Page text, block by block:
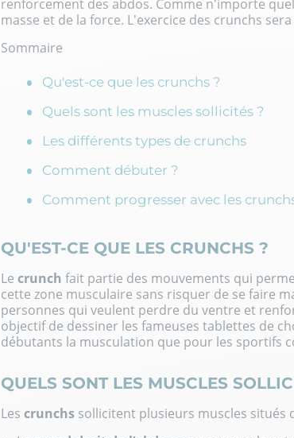
renforcement des abdos. Comme n'importe
masse et de la force. L'exercice des crunchs
Sommaire
Qu'est-ce que les crunchs ?
Quels sont les muscles sollicités ?
Les différents types de crunchs
Comment débuter ?
Comment progresser avec les
QU'EST-CE QUE LES CRUNCHS ?
Le crunch fait partie des mouvements qui
cette zone musculaire sans risquer de se faire
personnes qui veulent perdre du ventre et
objectif de dessiner les fameuses tablettes de
débutants la musculation que pour les sportifs
QUELS SONT LES MUSCLES
Les crunchs sollicitent plusieurs muscles situés